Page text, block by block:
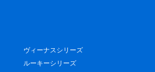
ヴィーナスシリーズ
ルーキーシリーズ